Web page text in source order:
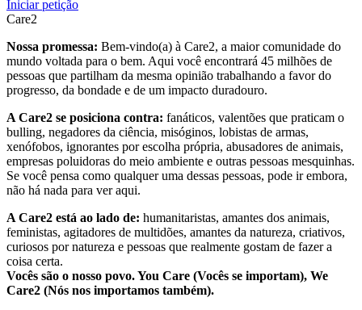
Iniciar petição
Care2
Nossa promessa: Bem-vindo(a) à Care2, a maior comunidade do
mundo voltada para o bem. Aqui você encontrará 45 milhões de
pessoas que partilham da mesma opinião trabalhando a favor do
progresso, da bondade e de um impacto duradouro.
A Care2 se posiciona contra: fanáticos, valentões que praticam o
bulling, negadores da ciência, misóginos, lobistas de armas,
xenófobos, ignorantes por escolha própria, abusadores de animais,
empresas poluidoras do meio ambiente e outras pessoas mesquinhas.
Se você pensa como qualquer uma dessas pessoas, pode ir embora,
não há nada para ver aqui.
A Care2 está ao lado de: humanitaristas, amantes dos animais,
feministas, agitadores de multidões, amantes da natureza, criativos,
curiosos por natureza e pessoas que realmente gostam de fazer a
coisa certa.
Vocês são o nosso povo. You Care (Vocês se importam), We
Care2 (Nós nos importamos também).